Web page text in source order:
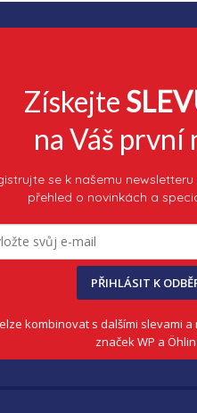
Získejte
na Váš první
se k našemu
přehled o novinkách a
PŘIHLÁSIT K
kombinovat s dalšími slevami
značek WP a